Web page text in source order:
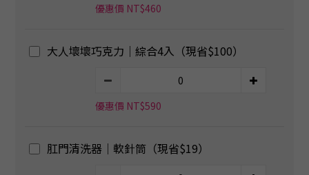
優惠價 NT$460
大人壞壞巧克力｜綜合4入（現省$100）
優惠價 NT$590
肛門清洗器｜軟針筒（現省$19）